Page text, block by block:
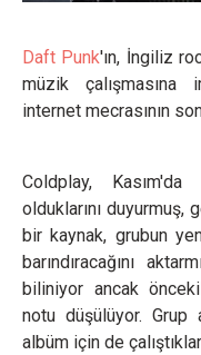
Daft Punk'ın, İngiliz
müzik çalışmasına
internet mecrasının
Coldplay, Kasım'da
olduklarını duyurmuş,
bir kaynak, grubun
barındıracağını
biliniyor ancak
notu düşülüyor. Grup
albüm için de